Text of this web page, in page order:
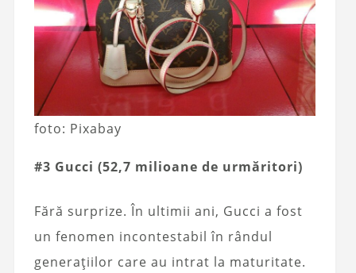
foto: Pixabay
#3 Gucci (52,7 milioane de urmăritori)
Fără surprize. În ultimii ani, Gucci a fost
un fenomen incontestabil în rândul
generațiilor care au intrat la maturitate.